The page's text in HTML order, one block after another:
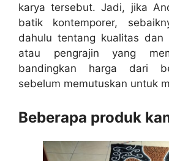
karya tersebut. Jadi, jika
batik kontemporer,
dahulu tentang kualitas dan
atau pengrajin yang
bandingkan harga dari
sebelum memutuskan untuk
Beberapa produk